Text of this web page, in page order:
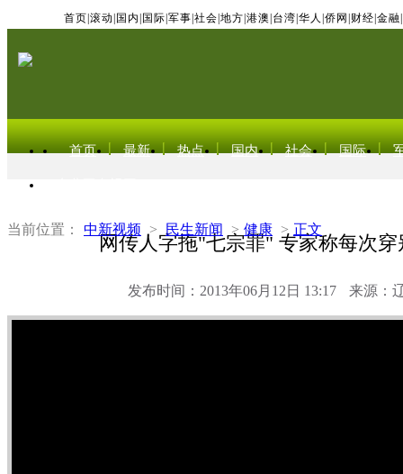
首页 滚动 国内 国际 军事 社会 地方 港澳 台湾 华人 侨网 财经 金融
首页 最新 热点 国内 社会 国际
当前位置： 中新视频 > 民生新闻 > 健康 > 正文
网传人字拖"七宗罪" 专家称每次穿
发布时间：2013年06月12日 13:17 来源：